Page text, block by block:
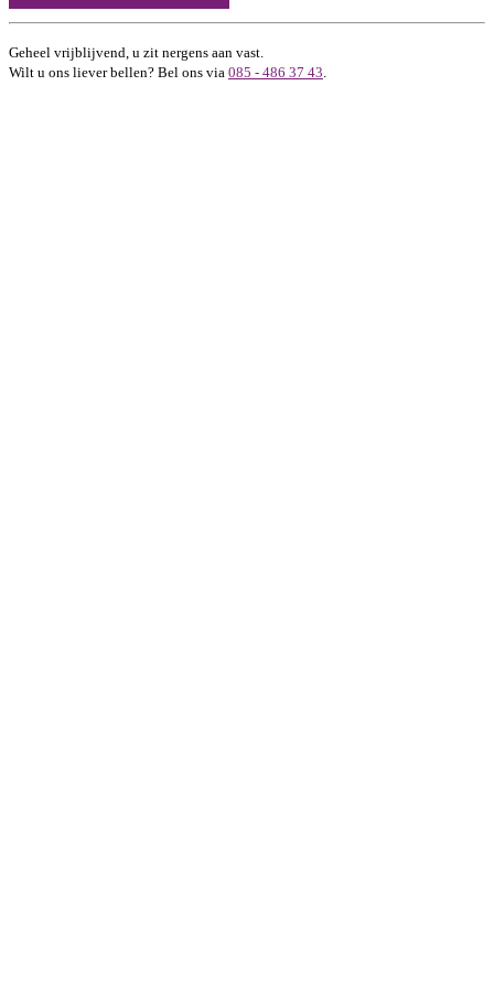
Geheel vrijblijvend, u zit nergens aan vast.
Wilt u ons liever bellen? Bel ons via 085 - 486 37 43